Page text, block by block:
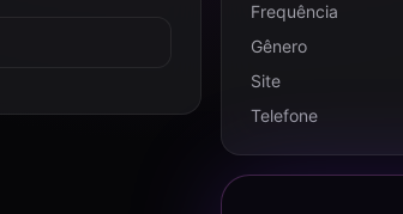
Frequência
Gênero
Site
Telefone